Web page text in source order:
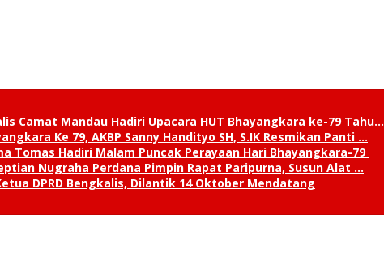
Camat Mandau Hadiri Upacara HUT Bhayangkara ke-79 Tahu…
Ke 79, AKBP Sanny Handityo SH, S.IK Resmikan Panti …
Tomas Hadiri Malam Puncak Perayaan Hari Bhayangkara-79
Nugraha Perdana Pimpin Rapat Paripurna, Susun Alat …
DPRD Bengkalis, Dilantik 14 Oktober Mendatang